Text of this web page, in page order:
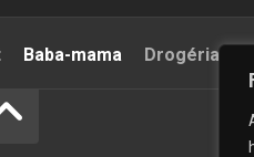
Baba-mama Drogéria